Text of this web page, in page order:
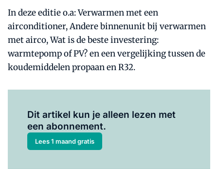
In deze editie o.a: Verwarmen met een
airconditioner, Andere binnenunit bij verwarmen
met airco, Wat is de beste investering:
warmtepomp of PV? en een vergelijking tussen de
koudemiddelen propaan en R32.
Dit artikel kun je alleen lezen met
een abonnement.
Lees 1 maand gratis